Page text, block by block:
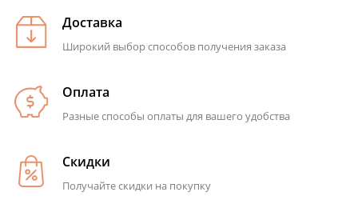
Доставка
Широкий выбор способов получения заказа
Оплата
Разные способы оплаты для вашего удобства
Скидки
Получайте скидки на покупку